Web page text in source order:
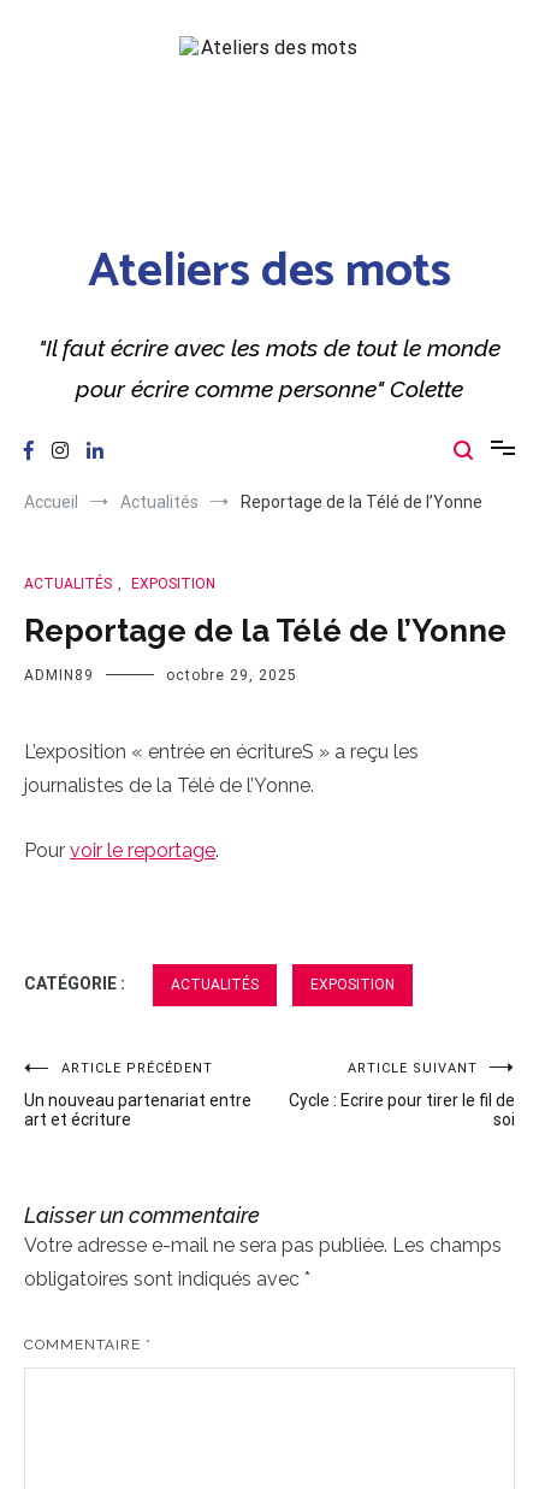
Ateliers des mots
"Il faut écrire avec les mots de tout le monde
pour écrire comme personne" Colette
Accueil Actualités Reportage de la Télé de l’Yonne
ACTUALITÉS , EXPOSITION
Reportage de la Télé de l’Yonne
ADMIN89 octobre 29, 2025
L’exposition « entrée en écritureS » a reçu les
journalistes de la Télé de l’Yonne.
Pour voir le reportage.
CATÉGORIE : ACTUALITÉS EXPOSITION
Navigation
de
ARTICLE PRÉCÉDENT
Un nouveau partenariat entre
art et écriture
ARTICLE SUIVANT
Cycle : Ecrire pour tirer le fil de
soi
Laisser un commentaire
Votre adresse e-mail ne sera pas publiée. Les champs
obligatoires sont indiqués avec *
COMMENTAIRE *